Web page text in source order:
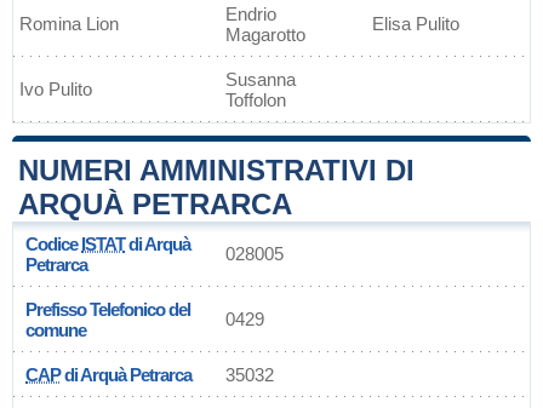
Romina Lion
Endrio
Magarotto
Elisa Pulito
Ivo Pulito
Susanna
Toffolon
NUMERI AMMINISTRATIVI DI
ARQUÀ PETRARCA
CodiceISTATdi Arquà
Petrarca
028005
Prefisso Telefonico del
comune
0429
CAPdi Arquà Petrarca 35032